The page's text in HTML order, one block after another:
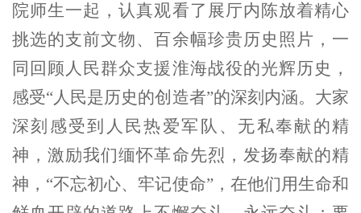
院师生一起，认真观看了展厅内陈放着精心
挑选的支前文物、百余幅珍贵历史照片，一
同回顾人民群众支援淮海战役的光辉历史，
感受“人民是历史的创造者”的深刻内涵。大家
深刻感受到人民热爱军队、无私奉献的精
神，激励我们缅怀革命先烈， 发扬奉献的精
神，“不忘初心、牢记使命”，在他们用生命和